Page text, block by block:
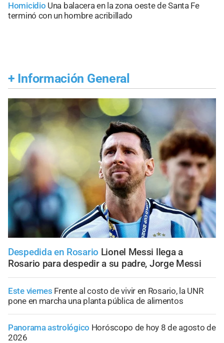
Homicidio Una balacera en la zona oeste de Santa Fe
terminó con un hombre acribillado
+ Información General
Despedida en Rosario Lionel Messi llega a
Rosario para despedir a su padre, Jorge Messi
Este viernes Frente al costo de vivir en Rosario, la UNR
pone en marcha una planta pública de alimentos
Panorama astrológico Horóscopo de hoy 8 de agosto de
2026